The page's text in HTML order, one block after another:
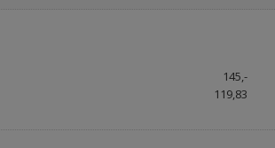
145,-
119,83